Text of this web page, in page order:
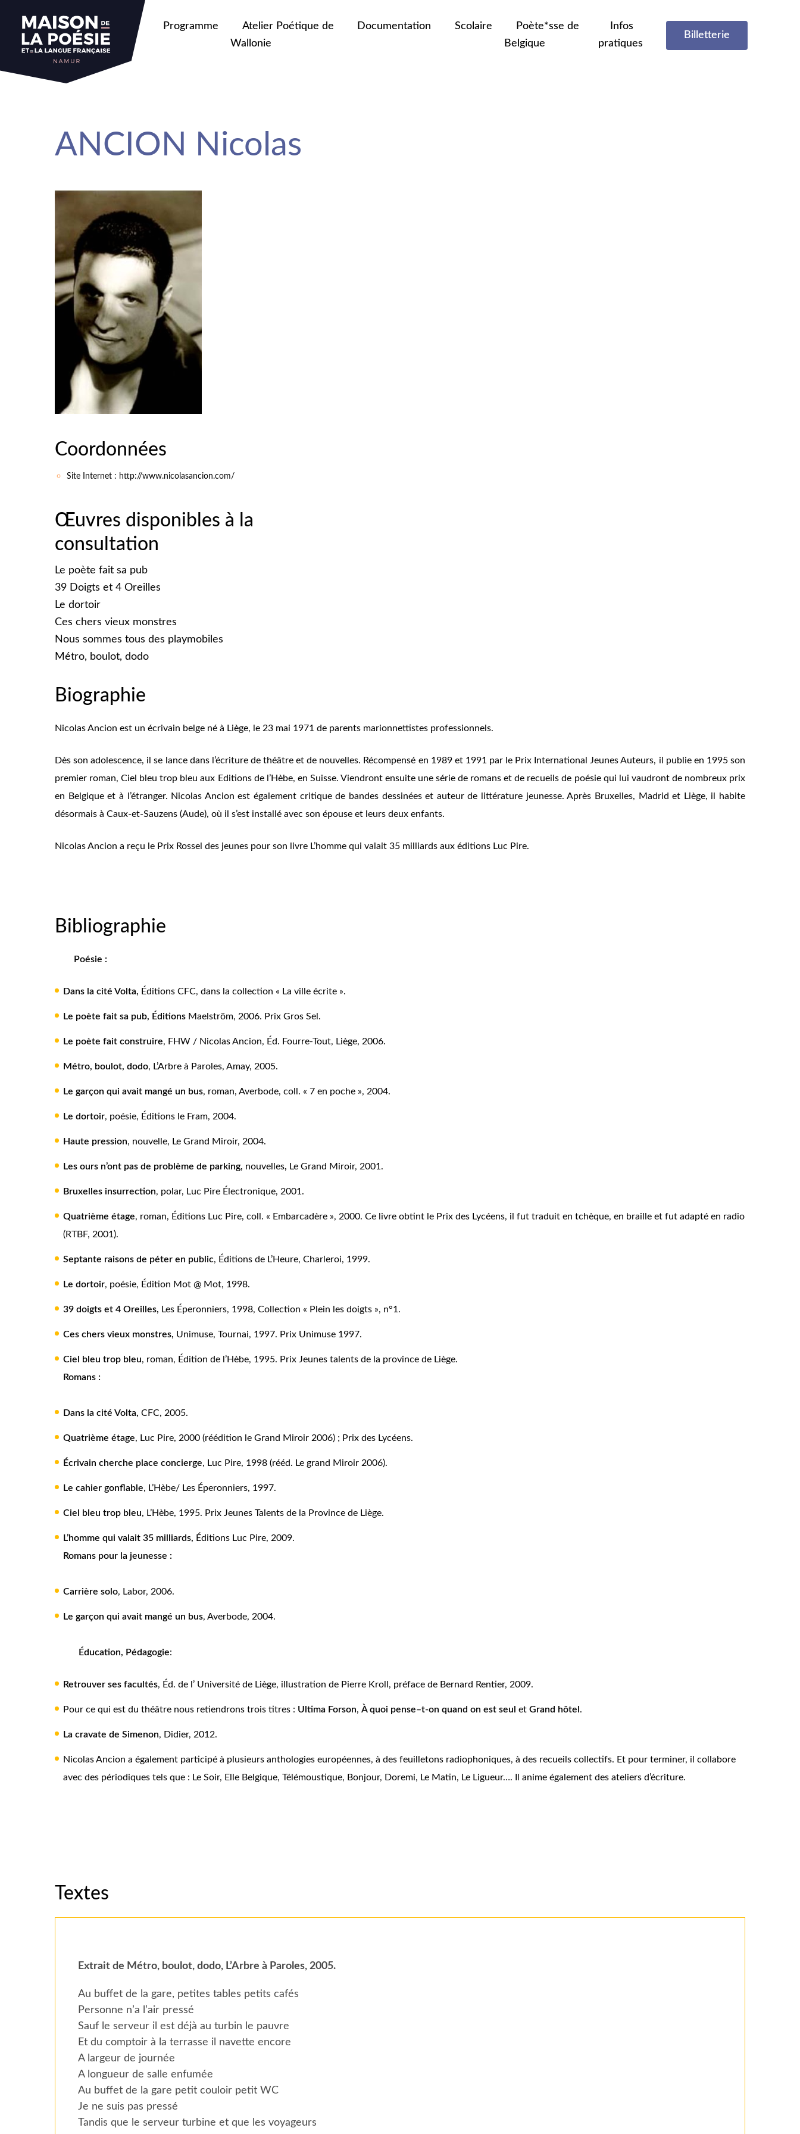
Programme
Atelier Poétique de
Wallonie
Documentation Scolaire
Poète*sse de
Belgique
Infos
pratiques
Billetterie
ANCION Nicolas
Coordonnées
Site Internet : http://www.nicolasancion.com/
Œuvres disponibles à la
consultation
Le poète fait sa pub
39 Doigts et 4 Oreilles
Le dortoir
Ces chers vieux monstres
Nous sommes tous des playmobiles
Métro, boulot, dodo
Biographie
Nicolas Ancion est un écrivain belge né à Liège, le 23 mai 1971 de parents marionnettistes professionnels.
Dès son adolescence, il se lance dans l’écriture de théâtre et de nouvelles. Récompensé en 1989 et 1991 par le Prix International Jeunes Auteurs, il publie en 1995 son
premier roman, Ciel bleu trop bleu aux Editions de l’Hèbe, en Suisse. Viendront ensuite une série de romans et de recueils de poésie qui lui vaudront de nombreux prix
en Belgique et à l’étranger. Nicolas Ancion est également critique de bandes dessinées et auteur de littérature jeunesse. Après Bruxelles, Madrid et Liège, il habite
désormais à Caux-et-Sauzens (Aude), où il s’est installé avec son épouse et leurs deux enfants.
Nicolas Ancion a reçu le Prix Rossel des jeunes pour son livre L’homme qui valait 35 milliards aux éditions Luc Pire.
Bibliographie
Poésie :
Dans la cité Volta, Éditions CFC, dans la collection « La ville écrite ».
Le poète fait sa pub, Éditions Maelström, 2006. Prix Gros Sel.
Le poète fait construire, FHW / Nicolas Ancion, Éd. Fourre-Tout, Liège, 2006.
Métro, boulot, dodo, L’Arbre à Paroles, Amay, 2005.
Le garçon qui avait mangé un bus, roman, Averbode, coll. « 7 en poche », 2004.
Le dortoir, poésie, Éditions le Fram, 2004.
Haute pression, nouvelle, Le Grand Miroir, 2004.
Les ours n’ont pas de problème de parking, nouvelles, Le Grand Miroir, 2001.
Bruxelles insurrection, polar, Luc Pire Électronique, 2001.
Quatrième étage, roman, Éditions Luc Pire, coll. « Embarcadère », 2000. Ce livre obtint le Prix des Lycéens, il fut traduit en tchèque, en braille et fut adapté en radio
(RTBF, 2001).
Septante raisons de péter en public, Éditions de L’Heure, Charleroi, 1999.
Le dortoir, poésie, Édition Mot @ Mot, 1998.
39 doigts et 4 Oreilles, Les Éperonniers, 1998, Collection « Plein les doigts », n°1.
Ces chers vieux monstres, Unimuse, Tournai, 1997. Prix Unimuse 1997.
Ciel bleu trop bleu, roman, Édition de l’Hèbe, 1995. Prix Jeunes talents de la province de Liège.
Romans :
Dans la cité Volta, CFC, 2005.
Quatrième étage, Luc Pire, 2000 (réédition le Grand Miroir 2006) ; Prix des Lycéens.
Écrivain cherche place concierge, Luc Pire, 1998 (rééd. Le grand Miroir 2006).
Le cahier gonflable, L’Hèbe/ Les Éperonniers, 1997.
Ciel bleu trop bleu, L’Hèbe, 1995. Prix Jeunes Talents de la Province de Liège.
L’homme qui valait 35 milliards, Éditions Luc Pire, 2009.
Romans pour la jeunesse :
Carrière solo, Labor, 2006.
Le garçon qui avait mangé un bus, Averbode, 2004.
Éducation, Pédagogie:
Retrouver ses facultés, Éd. de l’ Université de Liège, illustration de Pierre Kroll, préface de Bernard Rentier, 2009.
Pour ce qui est du théâtre nous retiendrons trois titres : Ultima Forson, Àquoi pense–t-on quand on est seul et Grand hôtel .
La cravate de Simenon, Didier, 2012.
Nicolas Ancion a également participé à plusieurs anthologies européennes, à des feuilletons radiophoniques, à des recueils collectifs. Et pour terminer, il collabore
avec des périodiques tels que : Le Soir, Elle Belgique, Télémoustique, Bonjour, Doremi, Le Matin, Le Ligueur…. Il anime également des ateliers d’écriture.
Textes
Extrait de Métro, boulot, dodo, L’Arbre à Paroles, 2005.
Au buffet de la gare, petites tables petits cafés
Personne n’a l’air pressé
Sauf le serveur il est déjà au turbin le pauvre
Et du comptoir à la terrasse il navette encore
A largeur de journée
A longueur de salle enfumée
Au buffet de la gare petit couloir petit WC
Je ne suis pas pressé
Tandis que le serveur turbine et que les voyageurs